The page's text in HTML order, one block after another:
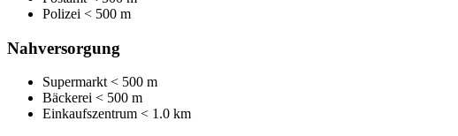
Polizei < 500 m
Nahversorgung
Supermarkt < 500 m
Bäckerei < 500 m
Einkaufszentrum < 1.0 km